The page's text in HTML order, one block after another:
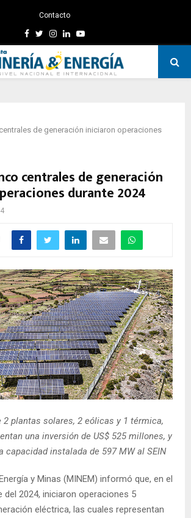
Contacto
Facebook
TwitterInstagram
LinkedinYoutube
de generación iniciaron operaciones
centrales de generación
durante 2024
2 plantas solares, 2 eólicas y 1 térmica,
una inversión de US$ 525 millones, y
capacidad instalada de 597 MW al SEIN
y Minas (MINEM) informó que, en el
del 2024, iniciaron operaciones 5
eléctrica, las cuales representan